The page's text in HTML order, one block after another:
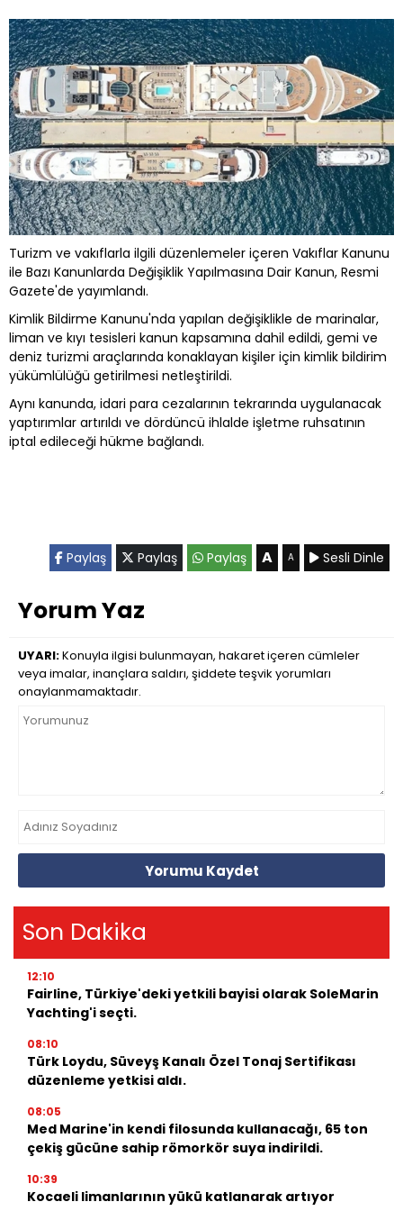
Turizm ve vakıflarla ilgili düzenlemeler içeren Vakıflar Kanunu
ile Bazı Kanunlarda Değişiklik Yapılmasına Dair Kanun, Resmi
Gazete'de yayımlandı.
Kimlik Bildirme Kanunu'nda yapılan değişiklikle de marinalar,
liman ve kıyı tesisleri kanun kapsamına dahil edildi, gemi ve
deniz turizmi araçlarında konaklayan kişiler için kimlik bildirim
yükümlülüğü getirilmesi netleştirildi.
Aynı kanunda, idari para cezalarının tekrarında uygulanacak
yaptırımlar artırıldı ve dördüncü ihlalde işletme ruhsatının
iptal edileceği hükme bağlandı.
Paylaş Paylaş Paylaş A A Sesli Dinle
Yorum Yaz
UYARI:Konuyla ilgisi bulunmayan, hakaret içeren cümleler
veya imalar, inançlara saldırı, şiddete teşvik yorumları
onaylanmamaktadır.
Yorumu Kaydet
Son Dakika
12:10
Fairline, Türkiye'deki yetkili bayisi olarak SoleMarin
Yachting'i seçti.
08:10
Türk Loydu, Süveyş Kanalı Özel Tonaj Sertifikası
düzenleme yetkisi aldı.
08:05
Med Marine'in kendi filosunda kullanacağı, 65 ton
çekiş gücüne sahip römorkör suya indirildi.
10:39
Kocaeli limanlarının yükü katlanarak artıyor